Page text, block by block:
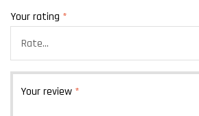
Your rating *
Your review *